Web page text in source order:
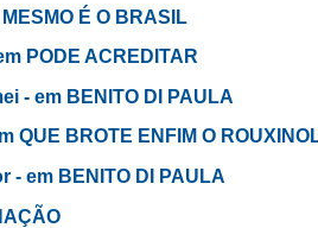
É O BRASIL
PODE ACREDITAR
- em BENITO DI PAULA
QUE BROTE ENFIM O
- em BENITO DI PAULA